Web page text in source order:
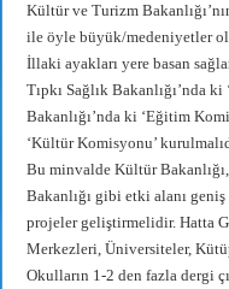
Kültür ve Turizm
ile öyle büyük/medeniyetler
İllaki ayakları yere basan
Tıpkı Sağlık Bakanlığı’nda
Bakanlığı’nda ki ‘Eğitim
‘Kültür Komisyonu’
Bu minvalde Kültür
Bakanlığı gibi etki alanı
projeler geliştirmelidir. Hatta
Merkezleri, Üniversiteler,
Okulların 1-2 den fazla dergi